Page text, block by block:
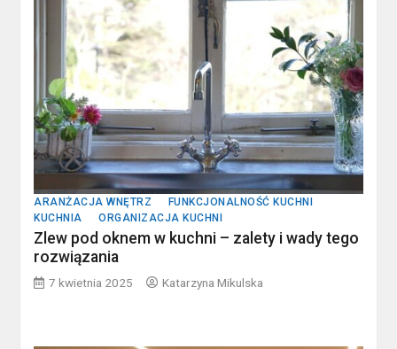
ARANŻACJA WNĘTRZ
FUNKCJONALNOŚĆ KUCHNI
KUCHNIA
ORGANIZACJA KUCHNI
Zlew pod oknem w kuchni – zalety i wady tego
rozwiązania
7 kwietnia 2025 Katarzyna Mikulska